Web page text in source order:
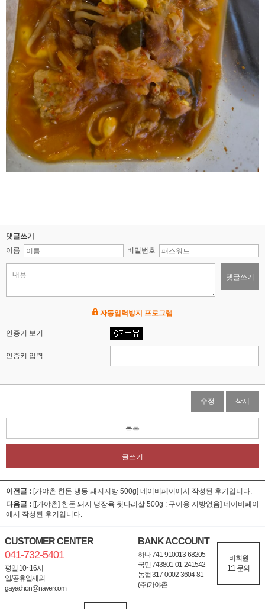
댓글쓰기
이름
비밀번호
댓글쓰기
자동입력방지 프로그램
인증키 보기
인증키 입력
수정 삭제
목록
글쓰기
이전글 : [가야촌 한돈 냉동 돼지지방 500g] 네이버페이에서 작성된 후기입니다.
다음글 : [[가야촌] 한돈 돼지 냉장육 뒷다리살 500g : 구이용 지방없음] 네이버페이
에서 작성된 후기입니다.
CUSTOMER CENTER
041-732-5401
평일 10~16시
일/공휴일제외
gayachon@naver.com
BANK ACCOUNT
하나 741-910013-68205
국민 743801-01-241542
농협 317-0002-3604-81
(주)가야촌
비회원
1:1 문의